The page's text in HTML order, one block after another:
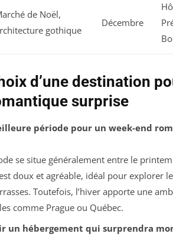
de Noël,
gothique
Décembre
d’une destination
surprise
période pour un week-end
se situe généralement entre le
doux et agréable, idéal pour explorer
Toutefois, l’hiver apporte une
comme Prague ou Québec.
un hébergement qui surprendra